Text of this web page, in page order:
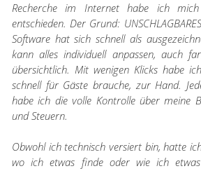
Recherche im Internet habe ich
entschieden. Der Grund:
Software hat sich schnell als
kann alles individuell anpassen, auch
übersichtlich. Mit wenigen Klicks habe
schnell für Gäste brauche, zur Hand.
habe ich die volle Kontrolle über meine
und Steuern.
Obwohl ich technisch versiert bin, hatte
wo ich etwas finde oder wie ich